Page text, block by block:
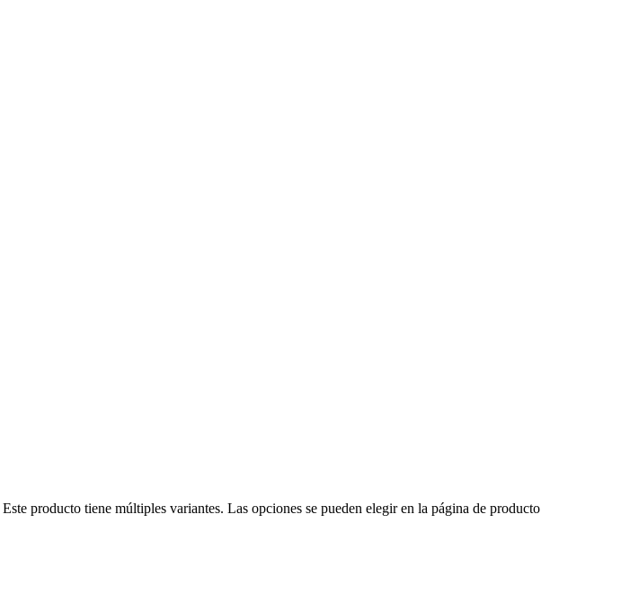
Este producto tiene múltiples variantes. Las opciones se pueden elegir en la página de producto